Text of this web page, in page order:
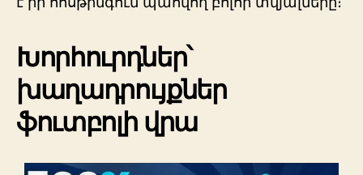
Խորհուրդներ՝
խաղադրույքներ
ֆուտբոլի վրա